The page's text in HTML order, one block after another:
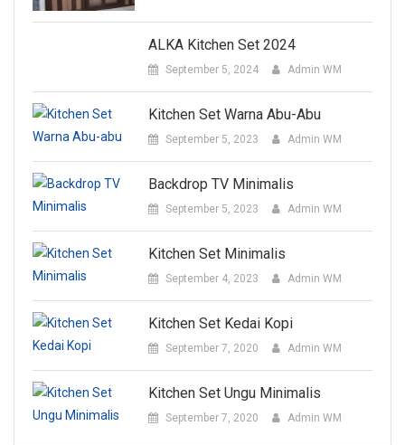
ALKA Kitchen Set 2024
September 5, 2024 Admin WM
Kitchen Set Warna Abu-Abu
September 5, 2023 Admin WM
Backdrop TV Minimalis
September 5, 2023 Admin WM
Kitchen Set Minimalis
September 4, 2023 Admin WM
Kitchen Set Kedai Kopi
September 7, 2020 Admin WM
Kitchen Set Ungu Minimalis
September 7, 2020 Admin WM